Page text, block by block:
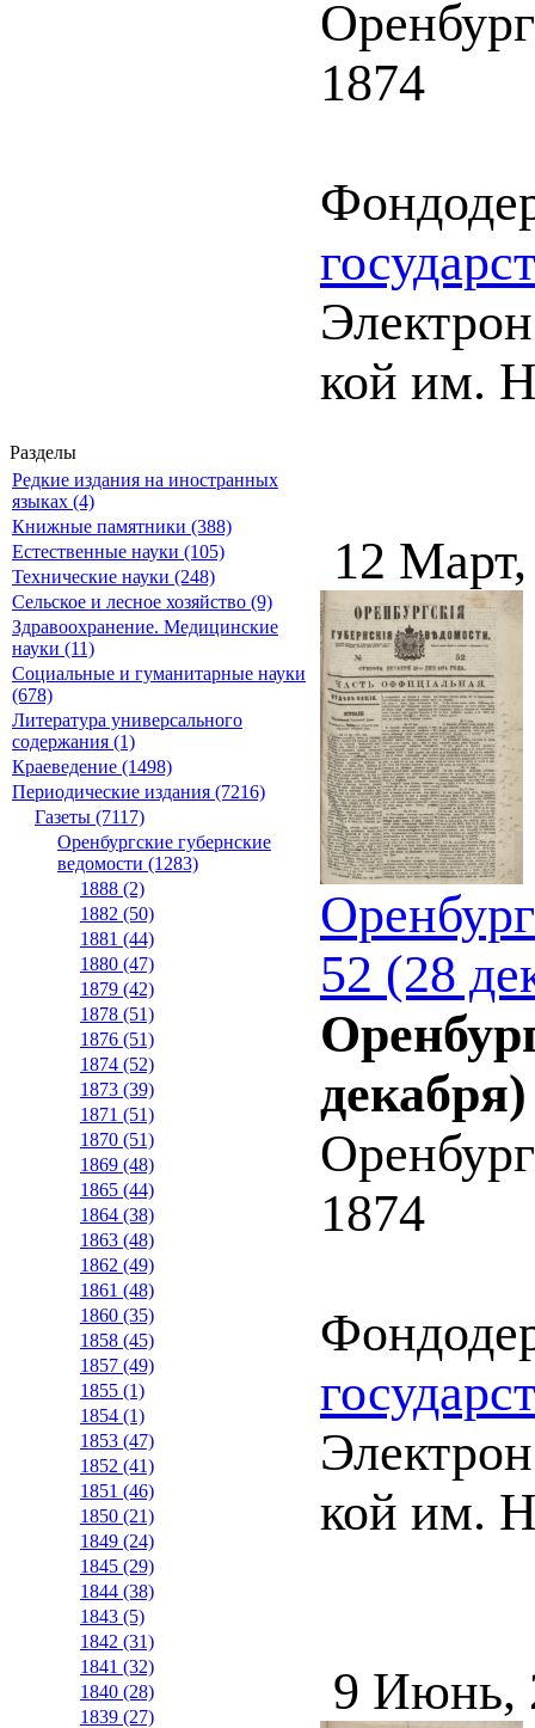
Разделы
Редкие издания на иностранных
языках (4)
Книжные памятники (388)
Естественные науки (105)
Технические науки (248)
Сельское и лесное хозяйство (9)
Здравоохранение. Медицинские
науки (11)
Социальные и гуманитарные науки
(678)
Литература универсального
содержания (1)
Краеведение (1498)
Периодические издания (7216)
Газеты (7117)
Оренбургские губернские
ведомости (1283)
1888 (2)
1882 (50)
1881 (44)
1880 (47)
1879 (42)
1878 (51)
1876 (51)
1874 (52)
1873 (39)
1871 (51)
1870 (51)
1869 (48)
1865 (44)
1864 (38)
1863 (48)
1862 (49)
1861 (48)
1860 (35)
1858 (45)
1857 (49)
1855 (1)
1854 (1)
1853 (47)
1852 (41)
1851 (46)
1850 (21)
1849 (24)
1845 (29)
1844 (38)
1843 (5)
1842 (31)
1841 (32)
1840 (28)
1839 (27)
1874
кой им.
12
52 (28
1874
кой им.
9 Июнь,